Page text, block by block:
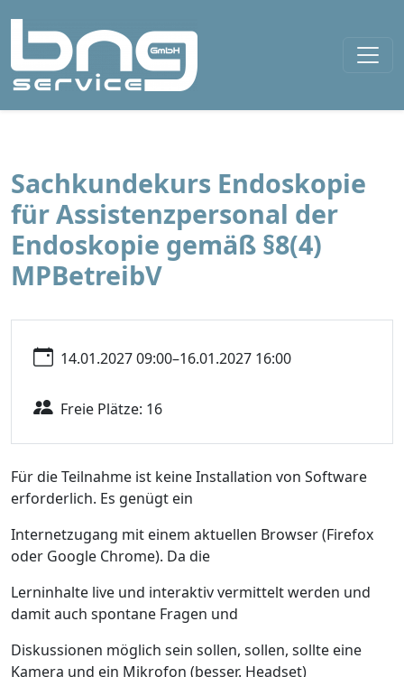
Sachkundekurs Endoskopie
für Assistenzpersonal der
Endoskopie gemäß §8(4)
MPBetreibV
14.01.2027 09:00–16.01.2027 16:00
Freie Plätze: 16
Für die Teilnahme ist keine Installation von Software
erforderlich. Es genügt ein
Internetzugang mit einem aktuellen Browser (Firefox
oder Google Chrome). Da die
Lerninhalte live und interaktiv vermittelt werden und
damit auch spontane Fragen und
Diskussionen möglich sein sollen, sollen, sollte eine
Kamera und ein Mikrofon (besser. Headset)